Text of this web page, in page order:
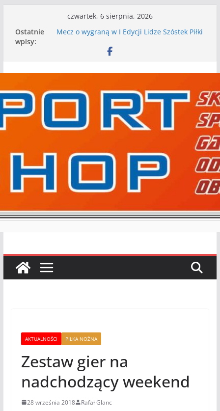
treści
czwartek, 6 sierpnia, 2026
Ostatnie
wpisy:
Mecz o wygraną w I Edycji Lidze Szóstek Piłki
Nasze piłkarskie zespoły w toku przygotowań
Kolejne gry kontrolne naszych piłkarskich
WKS wygrywa pierwszą edycję Ligi Szóstek w
Gwdzie Wielkiej
I mamy kolejne gry kontrolne, piłkarskie
granie przed nami
AKTUALNOŚCI PIŁKA NOŻNA
Zestaw gier na
nadchodzący weekend
28 września 2018 Rafał Glanc